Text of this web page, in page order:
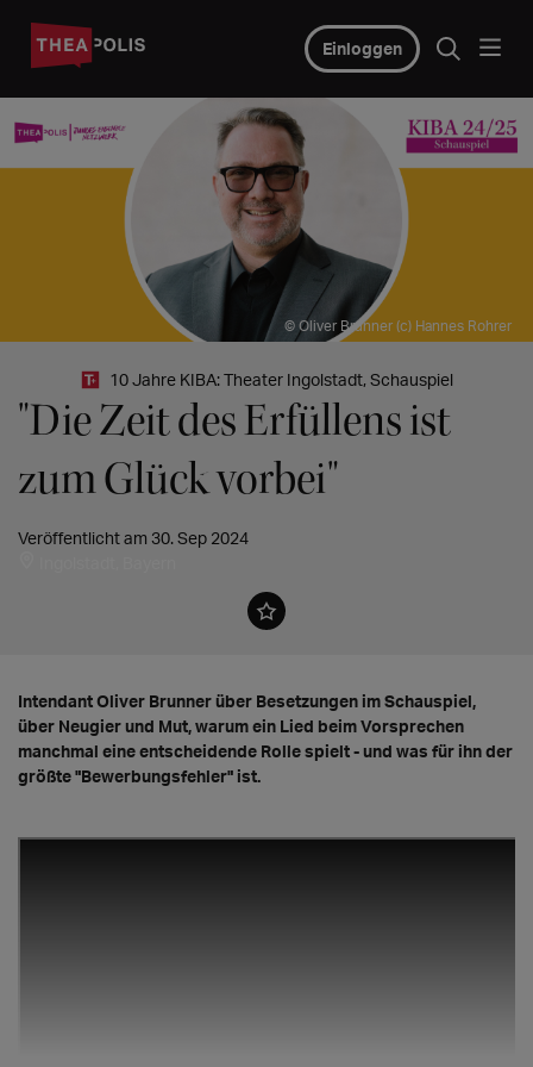
Einloggen
© Oliver Brunner (c) Hannes Rohrer
10 Jahre KIBA: Theater Ingolstadt, Schauspiel
"Die Zeit des Erfüllens ist
zum Glück vorbei"
Veröffentlicht am 30. Sep 2024
Intendant Oliver Brunner über Besetzungen im Schauspiel,
über Neugier und Mut, warum ein Lied beim Vorsprechen
manchmal eine entscheidende Rolle spielt - und was für ihn der
größte "Bewerbungsfehler" ist.